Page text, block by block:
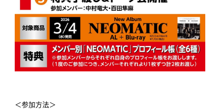
＜参加方法＞